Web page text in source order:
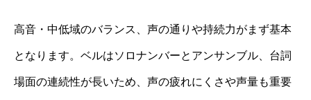
高音・中低域のバランス、声の通りや持続力がまず基本
となります。ベルはソロナンバーとアンサンブル、台詞
場面の連続性が長いため、声の疲れにくさや声量も重要